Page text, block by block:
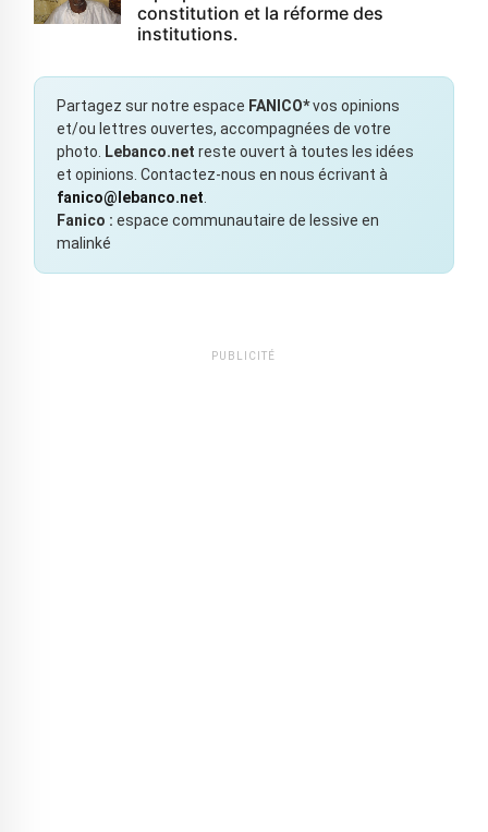
constitution et la réforme des
institutions.
Partagez sur notre espace FANICO*vos opinions
et/ou lettres ouvertes, accompagnées de votre
photo.
Lebanco.net reste ouvert à toutes les idées
et opinions. Contactez-nous en nous écrivant à
fanico@lebanco.net
Fanico : espace communautaire de lessive en
malinké
PUBLICITÉ